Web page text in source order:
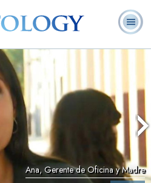
Ministros
Voluntarios
Ana, Gerente de Oficina y Madre